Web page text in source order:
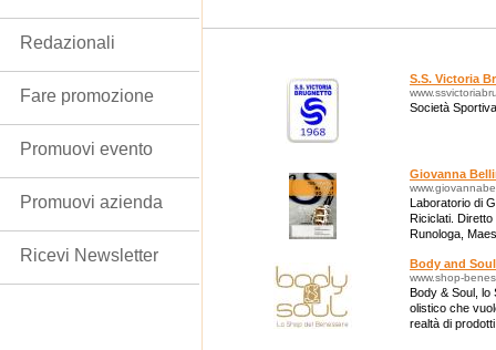
S.S. Victoria
Società
Giovanna
Laboratorio di
Riciclati.
Runologa,
Body and Soul
www.shop-
Body & Soul, lo
olistico che
realtà di
Redazionali
Fare promozione
Promuovi evento
Promuovi azienda
Ricevi Newsletter